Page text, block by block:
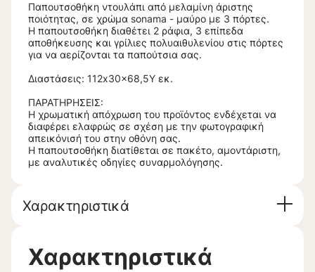
Παπουτσοθήκη ντουλάπι από μελαμίνη άριστης
ποιότητας, σε χρώμα sonama - μαύρο με 3 πόρτες.
Η παπουτσοθήκη διαθέτει 2 ράφια, 3 επίπεδα
αποθήκευσης και γρίλιες πολυαιθυλενίου στις πόρτες
για να αερίζονται τα παπούτσια σας.
Διαστάσεις: 112x30x68,5Υ εκ.
ΠΑΡΑΤΗΡΗΣΕΙΣ:
Η χρωματική απόχρωση του προϊόντος ενδέχεται να
διαφέρει ελαφρώς σε σχέση με την φωτογραφική
απεικόνισή του στην οθόνη σας.
Η παπουτσοθήκη διατίθεται σε πακέτο, αμοντάριστη,
με αναλυτικές οδηγίες συναρμολόγησης.
Χαρακτηριστικά
Χαρακτηριστικά